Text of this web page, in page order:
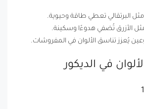
مثل البرتقالي تعطي طاقة وحيوية.
مثل الأزرق تُضفي هدوءًا وسكينة.
يُعزز تناسق الألوان في المفروشات.
في الديكور